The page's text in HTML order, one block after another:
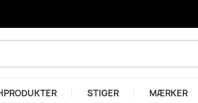
STIGER MÆRKER